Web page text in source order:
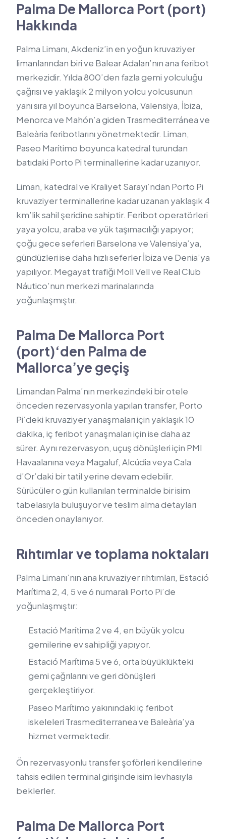
Palma De Mallorca Port (port)
Hakkında
Palma Limanı, Akdeniz’in en yoğun kruvaziyer
limanlarından biri ve Balear Adaları’nın ana feribot
merkezidir. Yılda 800’den fazla gemi yolculuğu
çağrısı ve yaklaşık 2 milyon yolcu yolcusunun
yanı sıra yıl boyunca Barselona, ​​Valensiya, İbiza,
Menorca ve Mahón’a giden Trasmediterránea ve
Baleària feribotlarını yönetmektedir. Liman,
Paseo Marítimo boyunca katedral turundan
batıdaki Porto Pi terminallerine kadar uzanıyor.
Liman, katedral ve Kraliyet Sarayı’ndan Porto Pi
kruvaziyer terminallerine kadar uzanan yaklaşık 4
km’lik sahil şeridine sahiptir. Feribot operatörleri
yaya yolcu, araba ve yük taşımacılığı yapıyor;
çoğu gece seferleri Barselona ve Valensiya’ya,
gündüzleri ise daha hızlı seferler İbiza ve Denia’ya
yapılıyor. Megayat trafiği Moll Vell ve Real Club
Náutico’nun merkezi marinalarında
yoğunlaşmıştır.
Palma De Mallorca Port
(port)‘den Palma de
Mallorca’ye geçiş
Limandan Palma’nın merkezindeki bir otele
önceden rezervasyonla yapılan transfer, Porto
Pi’deki kruvaziyer yanaşmaları için yaklaşık 10
dakika, iç feribot yanaşmaları için ise daha az
sürer. Aynı rezervasyon, uçuş dönüşleri için PMI
Havaalanına veya Magaluf, Alcúdia veya Cala
d’Or’daki bir tatil yerine devam edebilir.
Sürücüler o gün kullanılan terminalde bir isim
tabelasıyla buluşuyor ve teslim alma detayları
önceden onaylanıyor.
Rıhtımlar ve toplama noktaları
Palma Limanı’nın ana kruvaziyer rıhtımları, Estació
Marítima 2, 4, 5 ve 6 numaralı Porto Pi’de
yoğunlaşmıştır:
Estació Marítima 2 ve 4, en büyük yolcu
gemilerine ev sahipliği yapıyor.
Estació Marítima 5 ve 6, orta büyüklükteki
gemi çağrılarını ve geri dönüşleri
gerçekleştiriyor.
Paseo Marítimo yakınındaki iç feribot
iskeleleri Trasmediterranea ve Baleària’ya
hizmet vermektedir.
Ön rezervasyonlu transfer şoförleri kendilerine
tahsis edilen terminal girişinde isim levhasıyla
beklerler.
Palma De Mallorca Port